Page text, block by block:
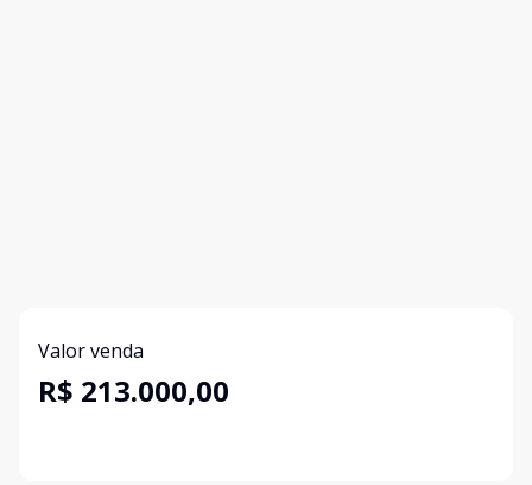
Valor venda
R$ 213.000,00